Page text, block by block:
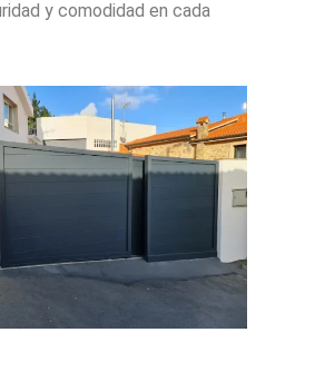
y comodidad en cada